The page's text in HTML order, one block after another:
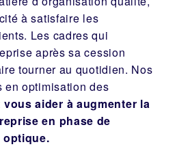
à satisfaire les
Les cadres qui
après sa cession
tourner au quotidien. Nos
en optimisation des
aider à augmenter la
en phase de
optique.